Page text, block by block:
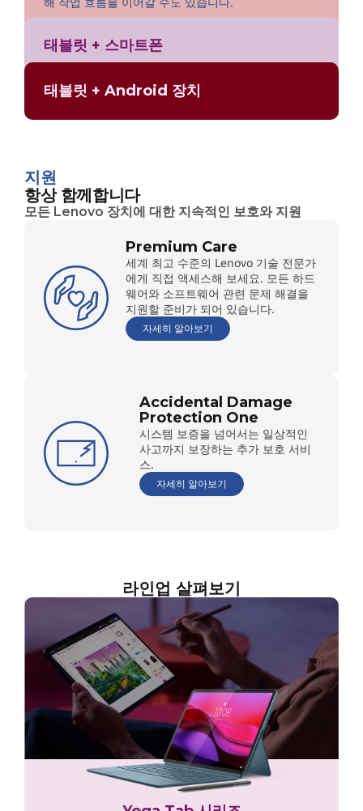
태블릿 + 스마트폰
태블릿 + Android 장치
지원
항상 함께합니다
모든 Lenovo 장치에 대한 지속적인 보호와 지원
Premium Care
세계 최고 수준의 Lenovo 기술 전문가
에게 직접 액세스해 보세요. 모든 하드
웨어와 소프트웨어 관련 문제 해결을
지원할 준비가 되어 있습니다.
자세히 알아보기
Accidental Damage
Protection One
시스템 보증을 넘어서는 일상적인
사고까지 보장하는 추가 보호 서비
스.
자세히 알아보기
라인업 살펴보기